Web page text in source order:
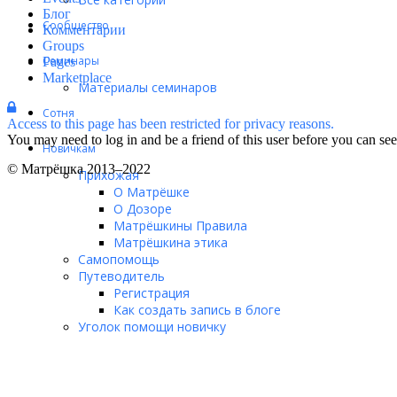
Сообщество
Семинары
Материалы семинаров
Сотня
Новичкам
Прихожая
О Матрёшке
О Дозоре
Матрёшкины Правила
Матрёшкина этика
Самопомощь
Путеводитель
Регистрация
Как создать запись в блоге
Уголок помощи новичку
Блог
Комментарии
Groups
Pages
Marketplace
Access to this page has been restricted for privacy reasons.
You may need to log in and be a friend of this user before you can
© Матрёшка 2013–2022